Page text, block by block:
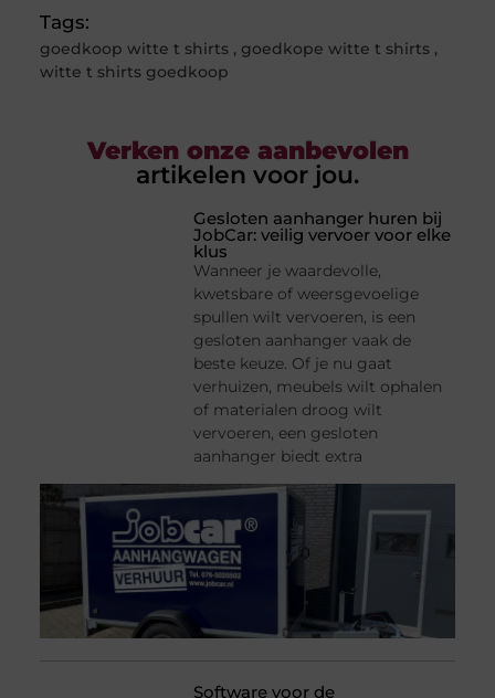
Tags:
goedkoop witte t shirts, goedkope witte t shirts,
witte t shirts goedkoop
Verken onze aanbevolen
artikelen voor jou.
Gesloten aanhanger huren bij
JobCar: veilig vervoer voor elke
klus
Wanneer je waardevolle,
kwetsbare of weersgevoelige
spullen wilt vervoeren, is een
gesloten aanhanger vaak de
beste keuze. Of je nu gaat
verhuizen, meubels wilt ophalen
of materialen droog wilt
vervoeren, een gesloten
aanhanger biedt extra
Software voor de